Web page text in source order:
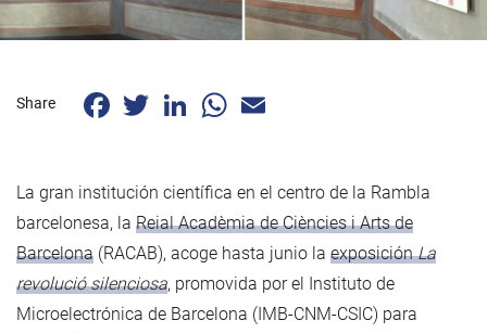
Share FacebookTwitterLinkedInWhatsApp
La gran institución científica en el centro de la Rambla
barcelonesa, la Reial Acadèmia de Ciències i Arts de
Barcelona (RACAB), acoge hasta junio la exposiciónLa
revolució silenciosa, promovida por el Instituto de
Microelectrónica de Barcelona (IMB-CNM-CSIC) para